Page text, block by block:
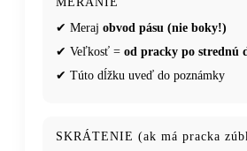
✔ Meraj obvod pásu (nie boky!)
✔ Veľkosť = od pracky po strednú
✔ Túto dĺžku uveď do poznámky
SKRÁTENIE (ak má pracka